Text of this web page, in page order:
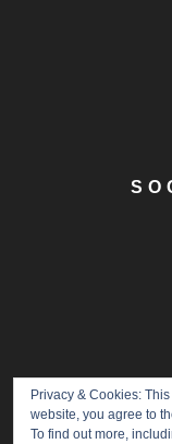
Privacy & Cookies:
website, you agree to
To find out more,